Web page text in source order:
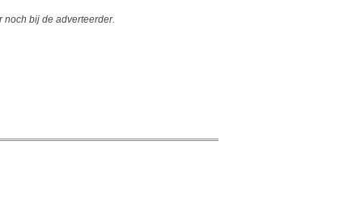
bij de adverteerder.